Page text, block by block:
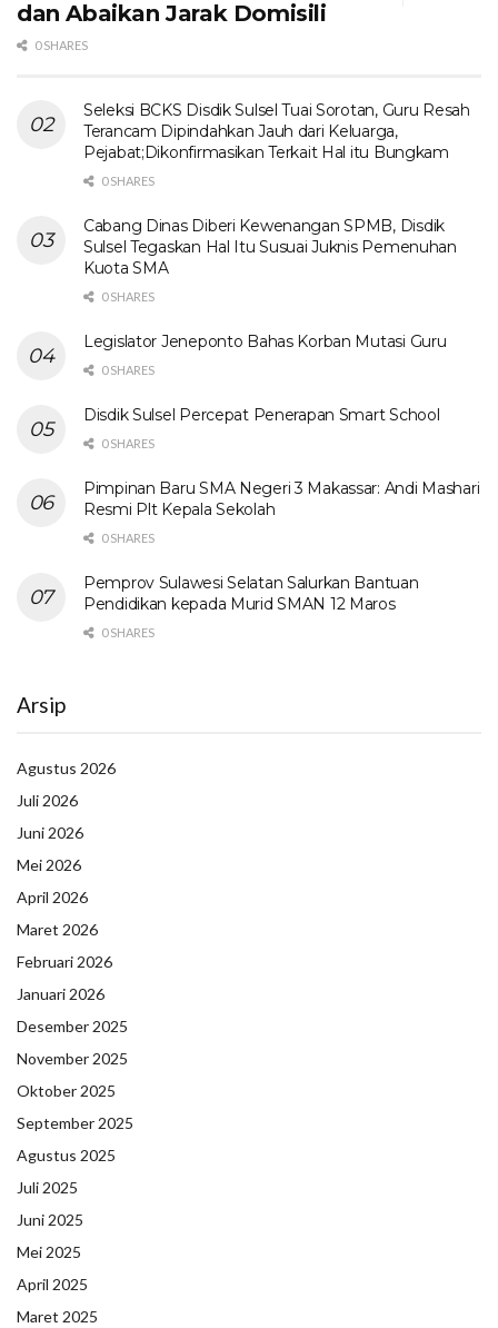
dan Abaikan Jarak Domisili
0 SHARES
Seleksi BCKS Disdik Sulsel Tuai Sorotan, Guru Resah
Terancam Dipindahkan Jauh dari Keluarga,
Pejabat;Dikonfirmasikan Terkait Hal itu Bungkam
0 SHARES
Cabang Dinas Diberi Kewenangan SPMB, Disdik
Sulsel Tegaskan Hal Itu Susuai Juknis Pemenuhan
Kuota SMA
0 SHARES
Legislator Jeneponto Bahas Korban Mutasi Guru
0 SHARES
Disdik Sulsel Percepat Penerapan Smart School
0 SHARES
Pimpinan Baru SMA Negeri 3 Makassar: Andi Mashari
Resmi Plt Kepala Sekolah
0 SHARES
Pemprov Sulawesi Selatan Salurkan Bantuan
Pendidikan kepada Murid SMAN 12 Maros
0 SHARES
Arsip
Agustus 2026
Juli 2026
Juni 2026
Mei 2026
April 2026
Maret 2026
Februari 2026
Januari 2026
Desember 2025
November 2025
Oktober 2025
September 2025
Agustus 2025
Juli 2025
Juni 2025
Mei 2025
April 2025
Maret 2025